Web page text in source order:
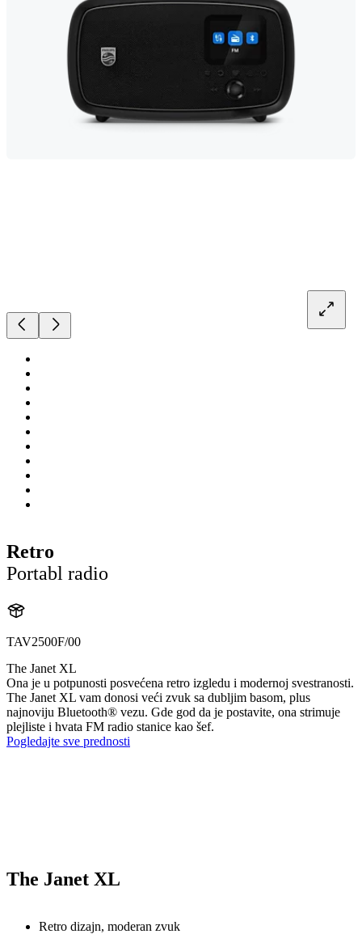
Retro
Portabl radio
TAV2500F/00
The Janet XL
Ona je u potpunosti posvećena retro izgledu i modernoj svestranosti.
The Janet XL vam donosi veći zvuk sa dubljim basom, plus
najnoviju Bluetooth® vezu. Gde god da je postavite, ona strimuje
plejliste i hvata FM radio stanice kao šef.
Pogledajte sve prednosti
The Janet XL
Retro dizajn, moderan zvuk